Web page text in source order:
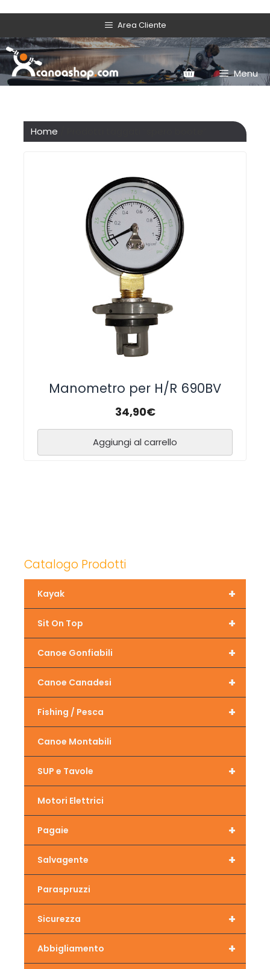
Area Cliente
Menu
Home
Manometro per H/R 690BV
34,90€
Aggiungi al carrello
Catalogo Prodotti
+
Kayak
+
Sit On Top
+
Canoe Gonfiabili
+
Canoe Canadesi
+
Fishing / Pesca
Canoe Montabili
+
SUP e Tavole
Motori Elettrici
+
Pagaie
+
Salvagente
Paraspruzzi
+
Sicurezza
+
Abbigliamento